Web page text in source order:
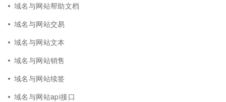
域名与网站帮助文档
域名与网站交易
域名与网站文本
域名与网站销售
域名与网站续签
域名与网站api接口